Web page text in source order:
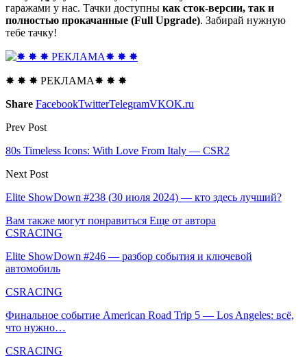
гаражами у нас. Тачки доступны как сток-версии, так и
полностью прокачанные (Full Upgrade). Забирай нужную
тебе тачку!
✸ ✸ ✸ РЕКЛАМА✸ ✸ ✸
Share FacebookTwitterTelegramVKOK.ru
Prev Post
80s Timeless Icons: With Love From Italy — CSR2
Next Post
Elite ShowDown #238 (30 июля 2024) — кто здесь лучший?
Вам также могут понравиться Еще от автора
CSRACING
Elite ShowDown #246 — разбор события и ключевой
автомобиль
CSRACING
Финальное событие American Road Trip 5 — Los Angeles: всё,
что нужно…
CSRACING